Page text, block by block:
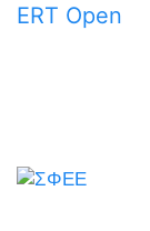
ERT Open